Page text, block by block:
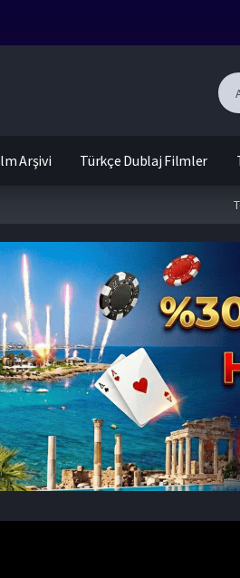
Arşivi Türkçe Dublaj Filmler